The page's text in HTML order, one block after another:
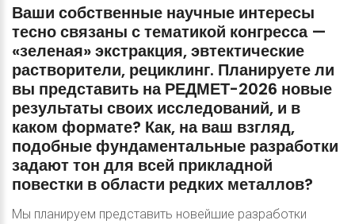
Ваши собственные научные интересы
тесносвязаны стематикой конгресса —
«зеленая»экстракция,эвтектические
растворители, рециклинг. Планируетели
вы представить на РЕДМЕТ-2026 новые
результаты своих исследований, и в
каком формате? Как, на ваш взгляд,
подобныефундаментальные разработки
задаюттон для всей прикладной
повестки вобласти редких металлов?
Мы планируем представить новейшие разработки